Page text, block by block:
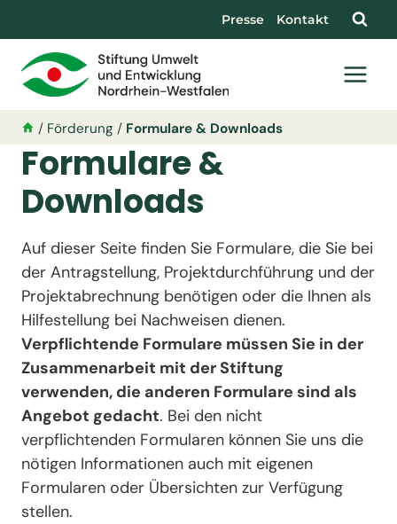
Presse Kontakt
/ Förderung / Formulare & Downloads
Formulare &
Downloads
Auf dieser Seite finden Sie Formulare, die Sie bei
der Antragstellung, Projektdurchführung und der
Projektabrechnung benötigen oder die Ihnen als
Hilfestellung bei Nachweisen dienen.
Verpflichtende Formulare müssen Sie in der
Zusammenarbeit mit der Stiftung
verwenden, die anderen Formulare sind als
Angebot gedacht. Bei den nicht
verpflichtenden Formularen können Sie uns die
nötigen Informationen auch mit eigenen
Formularen oder Übersichten zur Verfügung
stellen.